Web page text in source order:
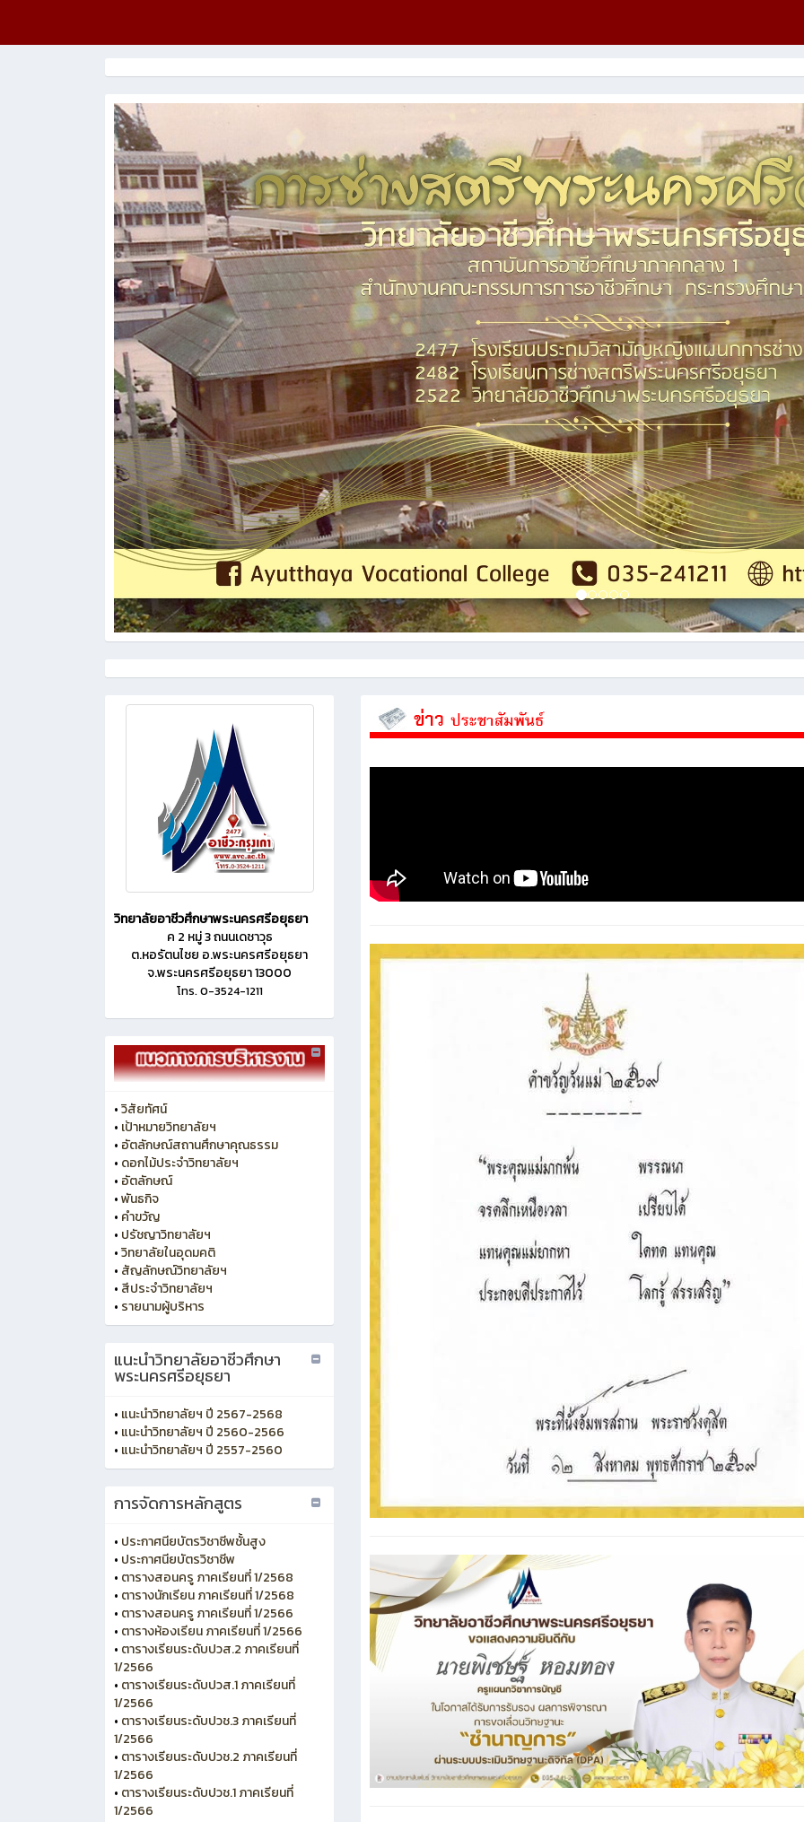
วิทยาลัยอาชีวศึกษาพระนครศรีอยุธยา
ค 2 หมู่ 3 ถนนเดชาวุธ
ต.หอรัตนไชย อ.พระนครศรีอยุธยา
จ.พระนครศรีอยุธยา 13000
โทร. 0-3524-1211
•วิสัยทัศน์
• เป้าหมายวิทยาลัยฯ
• อัตลักษณ์สถานศึกษาคุณธรรม
• ดอกไม้ประจำวิทยาลัยฯ
• อัตลักษณ์
•พันธกิจ
• คำขวัญ
• ปรัชญาวิทยาลัยฯ
•วิทยาลัยในอุดมคติ
• สัญลักษณ์วิทยาลัยฯ
• สีประจำวิทยาลัยฯ
• รายนามผู้บริหาร
แนะนำวิทยาลัยอาชีวศึกษา
พระนครศรีอยุธยา
• แนะนำวิทยาลัยฯ ปี 2567-2568
• แนะนำวิทยาลัยฯ ปี 2560-2566
• แนะนำวิทยาลัยฯ ปี 2557-2560
การจัดการหลักสูตร
• ประกาศนียบัตรวิชาชีพชั้นสูง
• ประกาศนียบัตรวิชาชีพ
• ตารางสอนครู ภาคเรียนที่ 1/2568
• ตารางนักเรียน ภาคเรียนที่ 1/2568
• ตารางสอนครู ภาคเรียนที่ 1/2566
• ตารางห้องเรียน ภาคเรียนที่ 1/2566
• ตารางเรียนระดับปวส.2 ภาคเรียนที่
1/2566
• ตารางเรียนระดับปวส.1 ภาคเรียนที่
1/2566
• ตารางเรียนระดับปวช.3 ภาคเรียนที่
1/2566
• ตารางเรียนระดับปวช.2 ภาคเรียนที่
1/2566
• ตารางเรียนระดับปวช.1 ภาคเรียนที่
1/2566